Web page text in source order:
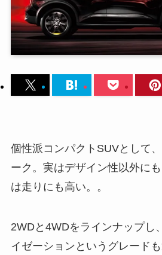
個性派コンパクトSUVとして
ーク。実はデザイン性以外にも
は走りにも高い。。
2WDと4WDをラインナップし
イゼーションというグレード